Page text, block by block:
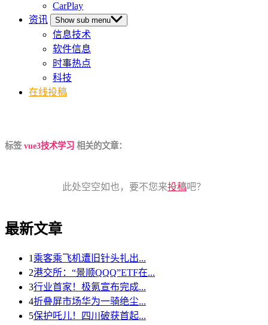
CarPlay
资讯
Show sub menu
信息技术
软件信息
时事热点
科技
在线投稿
标签vue3技术学习 相关的文章：
此处空空如也，要不您来投稿吧？
最新文章
1 乘客乘飞机遭旧针头扎出...
2港交所：“景顺QQQ”ETF在...
3行业首家！极氪宣布完成...
4折叠屏市场华为一骑绝尘...
5保护吒儿！四川破获首起...